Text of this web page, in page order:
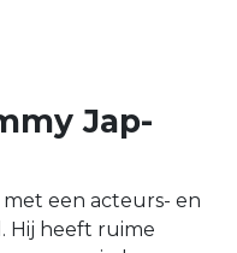
Jap-
een acteurs- en
Hij heeft ruime